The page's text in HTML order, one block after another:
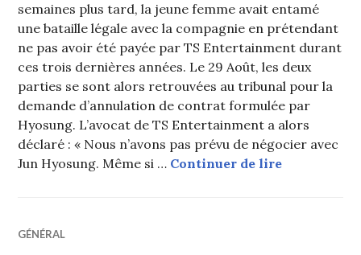
semaines plus tard, la jeune femme avait entamé
une bataille légale avec la compagnie en prétendant
ne pas avoir été payée par TS Entertainment durant
ces trois dernières années. Le 29 Août, les deux
parties se sont alors retrouvées au tribunal pour la
demande d’annulation de contrat formulée par
Hyosung. L’avocat de TS Entertainment a alors
déclaré : « Nous n’avons pas prévu de négocier avec
Jun Hyosung. Même si … Continuer de lireTS
GÉNÉRAL